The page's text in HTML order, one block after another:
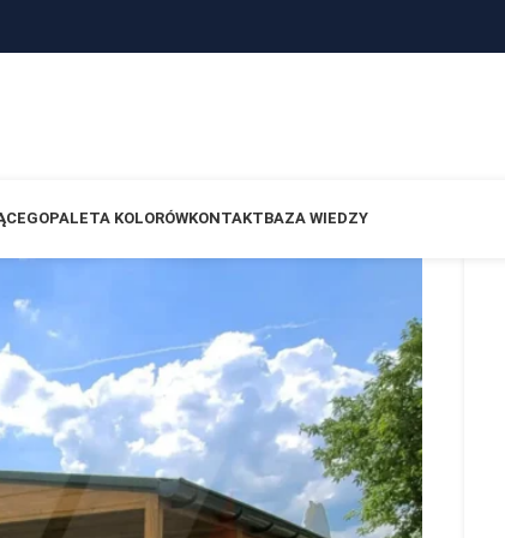
PALETA KOLORÓWKONTAKTBAZA WIEDZY